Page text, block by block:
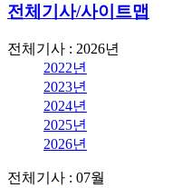
전체기사/사이트맵
전체기사 : 2026년
2022년
2023년
2024년
2025년
2026년
전체기사 : 07월